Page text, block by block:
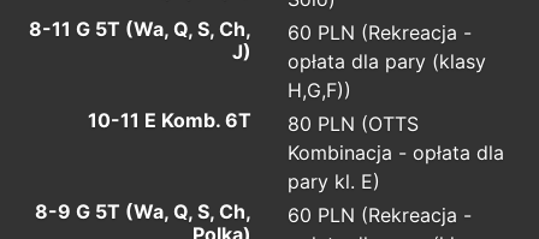
8-11 G 5T (Wa, Q, S, Ch,
J)
60 PLN (Rekreacja -
opłata dla pary (klasy
H,G,F))
10-11 E Komb. 6T
80 PLN (OTTS
Kombinacja - opłata dla
pary kl. E)
8-9 G 5T (Wa, Q, S, Ch,
60 PLN (Rekreacja -